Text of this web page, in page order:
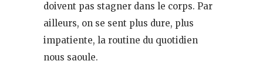
doivent pas stagner dans le corps. Par
ailleurs, on se sent plus dure, plus
impatiente, la routine du quotidien
nous saoule.